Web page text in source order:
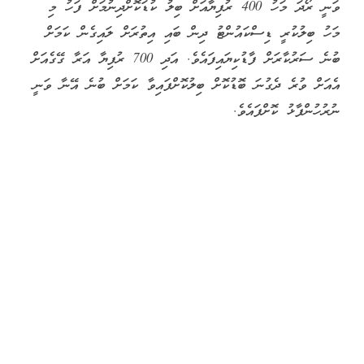
ވަނީ ރޯދަ މަހު 400 ރުފިޔާއަށް ބިލު ކުޑަކޮށްދިނުމަށް ފަހު މި
މަހު ބިލުކުރީ ޑިސްކައުންޓު ދިން ބައި އިތުރަށް ލައިގެން ކަމަށް
ބުނެ ސަރުކާރަށް ފާޑުކިޔައިފައެވެ. އަދި 700 ރުފިޔާ އަރާ ގޭގެއަށް
އެއަށް ވުރެ ދެގުނަ ބޮޑުކޮށް ބިލުކޮށްފައިވާ ކަމަށް ބުނެ އޭނާ ވަނީ
ނުރުހުންފާޅު ކޮށްފައެވެ.